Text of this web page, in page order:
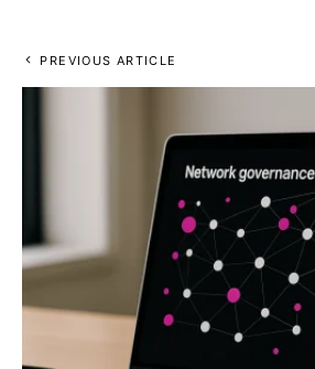
PREVIOUS ARTICLE